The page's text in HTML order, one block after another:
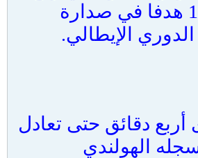
رصيده إلى 15 هدفا في صدارة
الإيطالي.
دقائق حتى تعادل
الهولندي